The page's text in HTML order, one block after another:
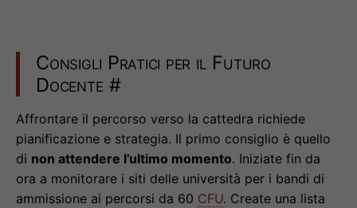
Consigli Pratici per il Futuro
Docente #
Affrontare il percorso verso la cattedra richiede
pianificazione e strategia. Il primo consiglio è quello
di non attendere l’ultimo momento. Iniziate fin da
ora a monitorare i siti delle università per i bandi di
ammissione ai percorsi da 60 CFU. Create una lista